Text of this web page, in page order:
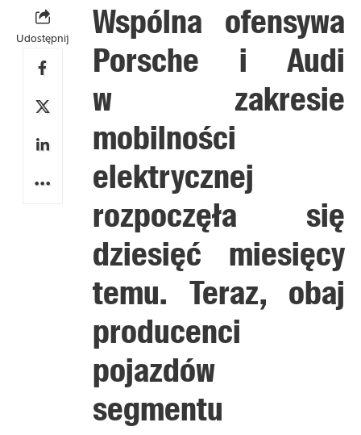
Udostępnij
Wspólna ofensywa
Porsche i Audi
w zakresie
mobilności
elektrycznej
rozpoczęła się
dziesięć miesięcy
temu. Teraz, obaj
producenci
pojazdów
segmentu